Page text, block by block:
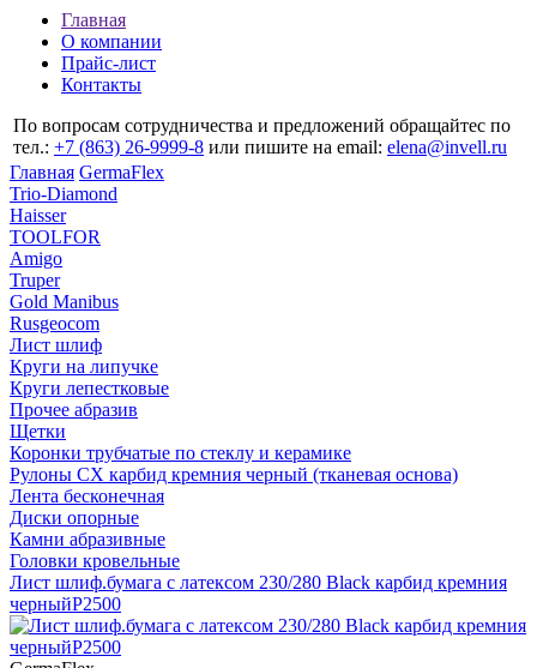
Главная
О компании
Прайс-лист
Контакты
По вопросам сотрудничества и предложений обращайтес по
тел.: +7 (863) 26‐9999‐8 или пишите на email: elena@invell.ru
Главная GermaFlex
Trio-Diamond
Haisser
TOOLFOR
Amigo
Truper
Gold Manibus
Rusgeocom
Лист шлиф
Круги на липучке
Круги лепестковые
Прочее абразив
Щетки
Коронки трубчатые по стеклу и керамике
Рулоны CX карбид кремния черный (тканевая основа)
Лента бесконечная
Диски опорные
Камни абразивные
Головки кровельные
Лист шлиф.бумага с латексом 230/280 Black карбид кремния
черныйP2500